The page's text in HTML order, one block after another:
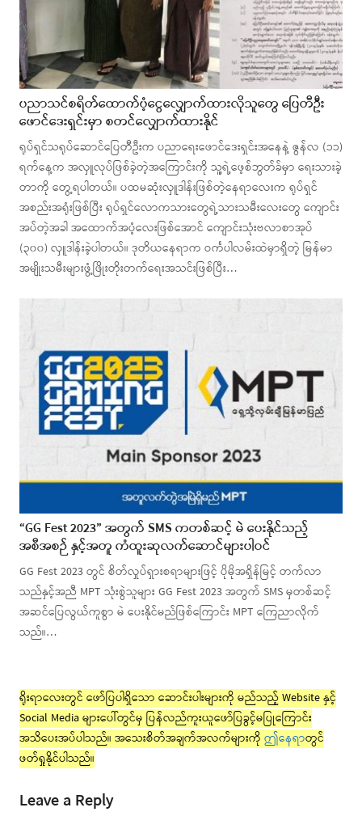
ပညာသင်စရိတ်ထောက်ပံ့ငွေလျှောက်ထားလိုသူတွေ ပြေတီဦး
ဖောင်ဒေးရှင်းမှာ စတင်လျှောက်ထားနိုင်
ရုပ်ရှင်သရုပ်ဆောင်ပြေတီဦးက ပညာရေးဖောင်ဒေးရှင်းအနေနဲ့ ဇွန်လ (၁၁)
ရက်နေ့က အလှူလုပ်ဖြစ်ခဲ့တဲ့အကြောင်းကို သူ့ရဲ့ဖေ့စ်ဘွတ်ခ်မှာ ရေးသားခဲ့
တာကို တွေ့ရပါတယ်။ ပထမဆုံးလှူဒါန်းဖြစ်တဲ့နေရာလေးက ရုပ်ရှင်
အစည်းအရုံးဖြစ်ပြီး ရုပ်ရှင်လောကသားတွေရဲ့သားသမီးလေးတွေ ကျောင်း
အပ်တဲ့အခါ အထောက်အပံ့လေးဖြစ်အောင် ကျောင်းသုံးဗလာစာအုပ်
(၃၀၀) လှူဒါန်းခဲ့ပါတယ်။ ဒုတိယနေရာက ဝင်္ကပါလမ်းထဲမှာရှိတဲ့ မြန်မာ
အမျိုးသမီးများဖွံ့ဖြိုးတိုးတက်ရေးအသင်းဖြစ်ပြီး…
“GG Fest 2023” အတွက် SMS ကတစ်ဆင့် မဲ ပေးနိုင်သည့်
အစီအစဉ် နှင့်အတူ ကံထူးဆုလက်ဆောင်များပါဝင်
GG Fest 2023 တွင် စိတ်လှုပ်ရှားစရာများဖြင့် ပိုမိုအရှိန်မြင့် တက်လာ
သည်နှင့်အညီ MPT သုံးစွဲသူများ GG Fest 2023 အတွက် SMS မှတစ်ဆင့်
အဆင်ပြေလွယ်ကူစွာ မဲ ပေးနိုင်မည်ဖြစ်ကြောင်း MPT ကြေညာလိုက်
သည်။…
ရိုးရာလေးတွင် ဖော်ပြပါရှိသော ဆောင်းပါးများကို မည်သည့် Website နှင့်
Social Media များပေါ်တွင်မှ ပြန်လည်ကူးယူဖော်ပြခွင့်မပြုကြောင်း
အသိပေးအပ်ပါသည်။ အသေးစိတ်အချက်အလက်များကို ဤနေရာတွင်
ဖတ်ရှုနိုင်ပါသည်။
Leave a Reply